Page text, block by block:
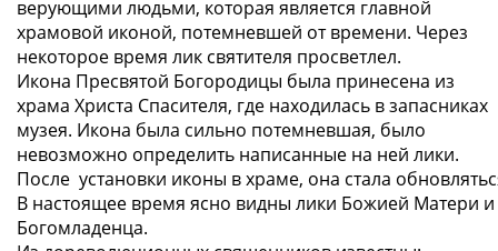
верующими людьми, которая является главной
храмовой иконой, потемневшей от времени. Через
некоторое время лик святителя просветлел.
Икона Пресвятой Богородицы была принесена из
храма Христа Спасителя, где находилась в запасниках
музея. Икона была сильно потемневшая, было
невозможно определить написанные на ней лики.
После установки иконы в храме, она стала
В настоящее время ясно видны лики Божией Матери и
Богомладенца.